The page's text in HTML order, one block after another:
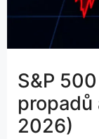
S&P
propadů
2026)